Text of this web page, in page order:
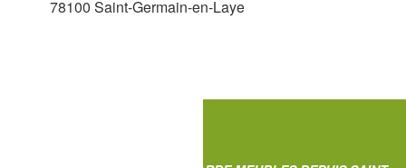
78100 Saint-Germain-en-Laye